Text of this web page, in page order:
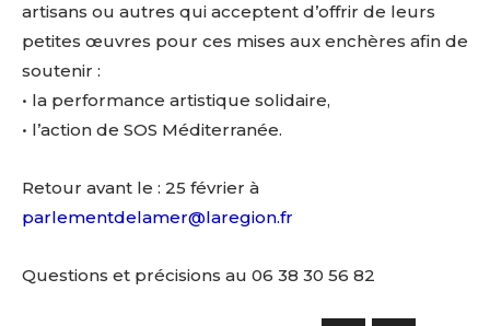
artisans ou autres qui acceptent d’offrir de leurs
petites œuvres pour ces mises aux enchères afin de
soutenir :
• la performance artistique solidaire,
• l’action de SOS Méditerranée.
Retour avant le : 25 février à
parlementdelamer@laregion.fr
Questions et précisions au 06 38 30 56 82